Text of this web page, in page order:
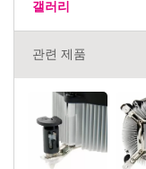
갤러리
관련 제품